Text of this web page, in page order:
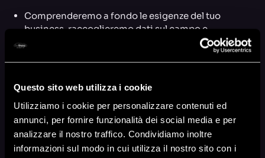
Questo sito web utilizza i cookie
Utilizziamo i cookie per personalizzare contenuti ed
annunci, per fornire funzionalità dei social media e per
analizzare il nostro traffico. Condividiamo inoltre
informazioni sul modo in cui utilizza il nostro sito con i
Comprenderemo a fondo le esigenze del tuo
business, raccoglieremo dati sul campo e
svilupperemo una strategia personalizzata per
ottimizzare l’acquisizione e l’analisi dei dati.
trasferimenti sicuri e scegliendo tra trasferimento in
tempo reale o batch.
Costruiremo un’infrastruttura ETL automatizzata,
garantendo uno storage efficiente e la gestione
scalabile delle nuove informazioni.